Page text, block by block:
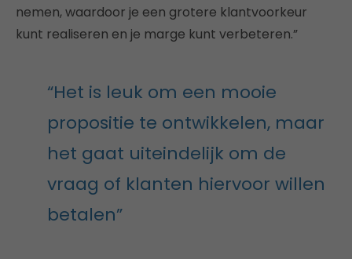
nemen, waardoor je een grotere klantvoorkeur
kunt realiseren en je marge kunt verbeteren.”
“Het is leuk om een mooie
propositie te ontwikkelen, maar
het gaat uiteindelijk om de
vraag of klanten hiervoor willen
betalen”